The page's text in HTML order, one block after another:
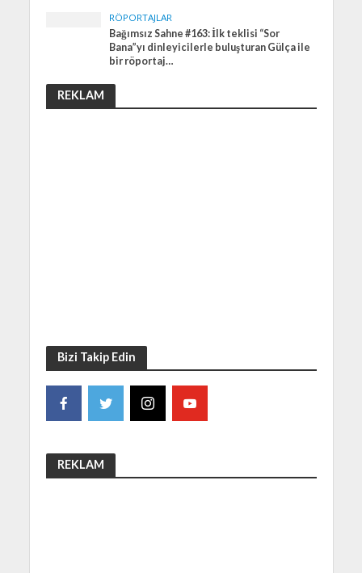
RÖPORTAJLAR
Bağımsız Sahne #163: İlk teklisi “Sor
Bana”yı dinleyicilerle buluşturan Gülça ile
bir röportaj…
REKLAM
Bizi Takip Edin
REKLAM